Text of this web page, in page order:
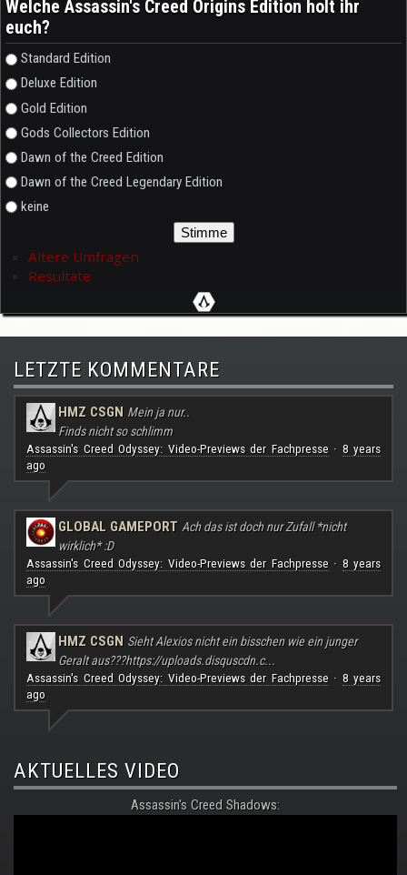
Welche Assassin's Creed Origins Edition holt ihr
euch?
Auswahlmöglichkeiten
Standard Edition
Deluxe Edition
Gold Edition
Gods Collectors Edition
Dawn of the Creed Edition
Dawn of the Creed Legendary Edition
keine
Ältere Umfragen
Resultate
LETZTE KOMMENTARE
HMZ CSGN Mein ja nur..
Finds nicht so schlimm
Assassin's Creed Odyssey: Video-Previews der Fachpresse· 8 years
ago
GLOBAL GAMEPORT Ach das ist doch nur Zufall *nicht
wirklich* :D
Assassin's Creed Odyssey: Video-Previews der Fachpresse· 8 years
ago
HMZ CSGN Sieht Alexios nicht ein bisschen wie ein junger
Geralt aus???https://uploads.disquscdn.c...
Assassin's Creed Odyssey: Video-Previews der Fachpresse· 8 years
ago
AKTUELLES VIDEO
Assassin's Creed Shadows: